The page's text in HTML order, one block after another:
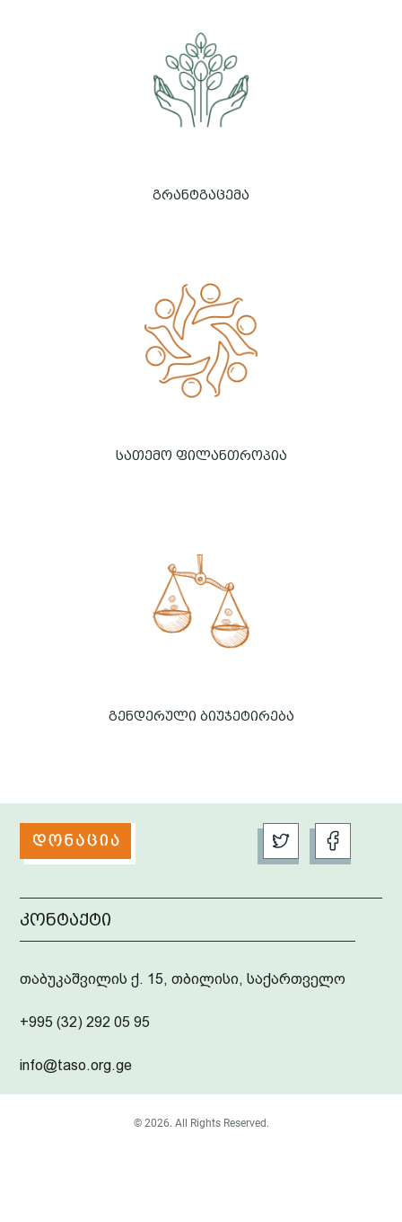
გრანტგაცემა
სათემო ფილანთროპია
გენდერული ბიუჯეტირება
კონტაქტი
თაბუკაშვილის ქ. 15, თბილისი, საქართველო
+995 (32) 292 05 95
info@taso.org.ge
© 2026. All Rights Reserved.